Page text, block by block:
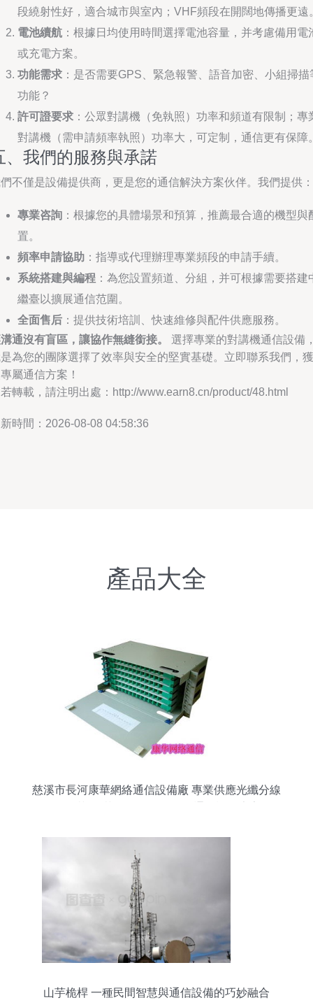
段繞射性好，適合城市與室內；VHF頻段在開闊地傳播更遠
電池續航 ：根據日均使用時間選擇電池容量，并考慮備用電
或充電方案。
功能需求 ：是否需要GPS、緊急報警、語音加密、小組掃描
功能？
許可證要求 ：公眾對講機（免執照）功率和頻道有限制；專
對講機（需申請頻率執照）功率大，可定制，通信更有保障
、我們的服務與承諾
不僅是設備提供商，更是您的通信解決方案伙伴。我們提供：
專業咨詢 ：根據您的具體場景和預算，推薦最合適的機型與
置。
頻率申請協助 ：指導或代理辦理專業頻段的申請手續。
系統搭建與編程 ：為您設置頻道、分組，并可根據需要搭建
繼臺以擴展通信范圍。
全面售后 ：提供技術培訓、快速維修與配件供應服務。
通沒有盲區，讓協作無縫銜接。
選擇專業的對講機通信設備
為您的團隊選擇了效率與安全的堅實基礎。立即聯系我們，獲
屬通信方案！
轉載，請注明出處：http://www.earn8.cn/product/48.html
時間：2026-08-08 04:58:36
產品大全
慈溪市長河康華網絡通信設備廠 專業供應光纖分線
山芋桅桿 一種民間智慧與通信設備的巧妙融合